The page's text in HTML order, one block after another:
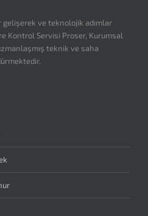
gelişerek ve teknolojik adımlar
Kontrol Servisi Proser, Kurumsal
teknik ve saha